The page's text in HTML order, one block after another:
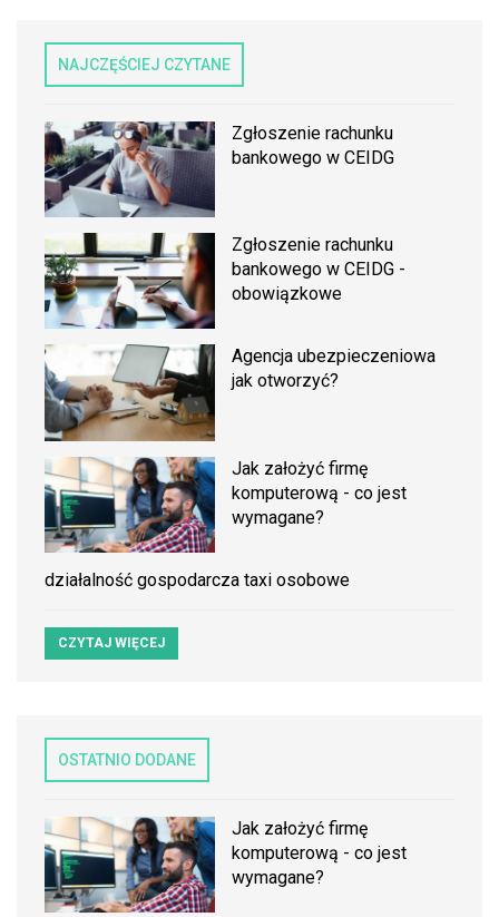
NAJCZĘŚCIEJ CZYTANE
Zgłoszenie rachunku
bankowego w CEIDG
Zgłoszenie rachunku
bankowego w CEIDG -
obowiązkowe
Agencja ubezpieczeniowa
jak otworzyć?
Jak założyć firmę
komputerową - co jest
wymagane?
działalność gospodarcza taxi osobowe
CZYTAJ WIĘCEJ
OSTATNIO DODANE
Jak założyć firmę
komputerową - co jest
wymagane?